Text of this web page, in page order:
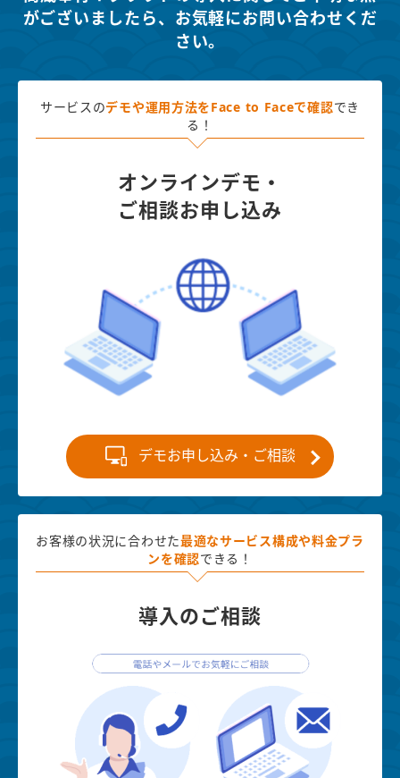
がございましたら、 お気軽にお問い合わせくだ
さい。
サービスのデモや運用方法を Face to Faceで確認でき
る！
オンラインデモ・
ご相談お申し込み
デモお申し込み・ご相談
お客様の状況に合わせた最適なサービス構成や料金プラ
ンを確認 できる！
導入のご相談